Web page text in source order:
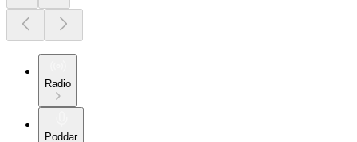
Radio
Poddar